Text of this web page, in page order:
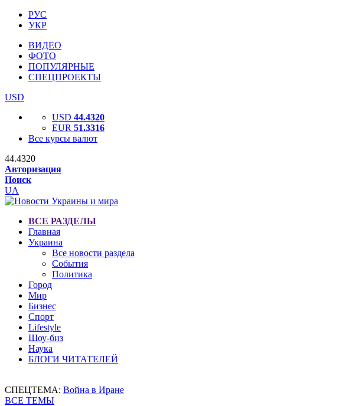
РУС
УКР
ВИДЕО
ФОТО
ПОПУЛЯРНЫЕ
СПЕЦПРОЕКТЫ
USD
USD 44.4320
EUR 51.3316
Все курсы валют
44.4320
Авторизация
Поиск
UA
ВСЕ РАЗДЕЛЫ
Главная
Украина
Все новости раздела
События
Политика
Город
Мир
Бизнес
Спорт
Lifestyle
Шоу-биз
Наука
БЛОГИ ЧИТАТЕЛЕЙ
СПЕЦТЕМА: Война в Иране
ВСЕ ТЕМЫ